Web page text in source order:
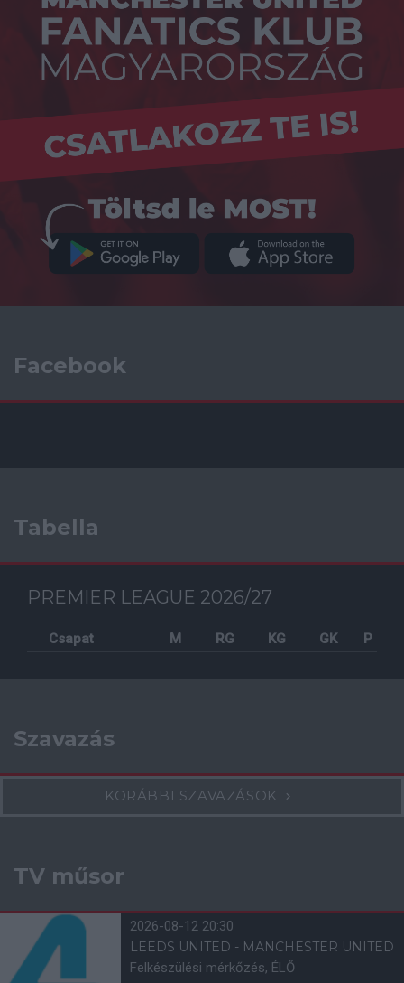
Facebook
Tabella
PREMIER LEAGUE 2026/27
Csapat M RG KG GK P
Szavazás
KORÁBBI SZAVAZÁSOK
TV műsor
2026-08-12 20:30
LEEDS UNITED - MANCHESTER UNITED
Felkészülési mérkőzés, ÉLŐ